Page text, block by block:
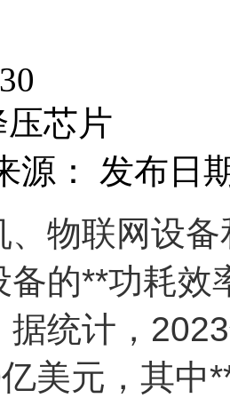
压芯片
源： 发布日
、物联网设
备的**功耗效
据统计，
美元，其中